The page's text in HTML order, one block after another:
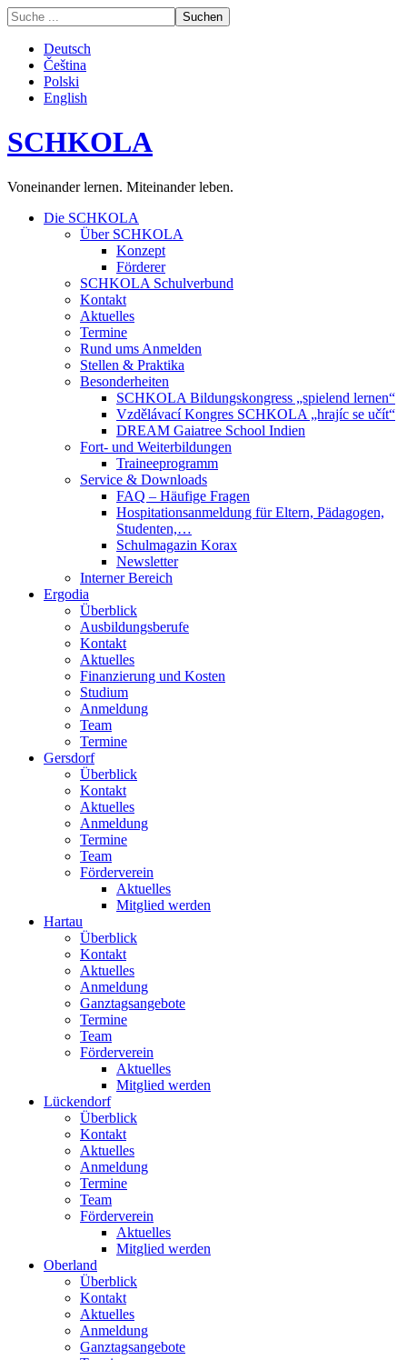
Deutsch
Čeština
Polski
English
SCHKOLA
Voneinander lernen. Miteinander leben.
Die SCHKOLA
Über SCHKOLA
Konzept
Förderer
SCHKOLA Schulverbund
Kontakt
Aktuelles
Termine
Rund ums Anmelden
Stellen & Praktika
Besonderheiten
SCHKOLA Bildungskongress „spielend lernen“
Vzdělávací Kongres SCHKOLA „hrajíc se učít“
DREAM Gaiatree School Indien
Fort- und Weiterbildungen
Traineeprogramm
Service & Downloads
FAQ – Häufige Fragen
Hospitationsanmeldung für Eltern, Pädagogen,
Studenten,…
Schulmagazin Korax
Newsletter
Interner Bereich
Ergodia
Überblick
Ausbildungsberufe
Kontakt
Aktuelles
Finanzierung und Kosten
Studium
Anmeldung
Team
Termine
Gersdorf
Überblick
Kontakt
Aktuelles
Anmeldung
Termine
Team
Förderverein
Aktuelles
Mitglied werden
Hartau
Überblick
Kontakt
Aktuelles
Anmeldung
Ganztagsangebote
Termine
Team
Förderverein
Aktuelles
Mitglied werden
Lückendorf
Überblick
Kontakt
Aktuelles
Anmeldung
Termine
Team
Förderverein
Aktuelles
Mitglied werden
Oberland
Überblick
Kontakt
Aktuelles
Anmeldung
Ganztagsangebote